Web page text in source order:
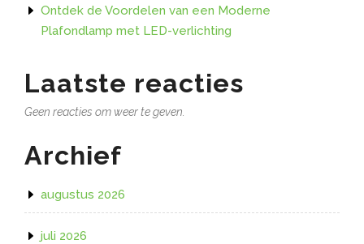
Ontdek de Voordelen van een Moderne
Plafondlamp met LED-verlichting
Laatste reacties
Geen reacties om weer te geven.
Archief
augustus 2026
juli 2026